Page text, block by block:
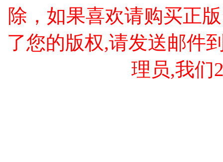
除，如果喜欢请购买正
了您的版权,请发送邮件
理员,我们